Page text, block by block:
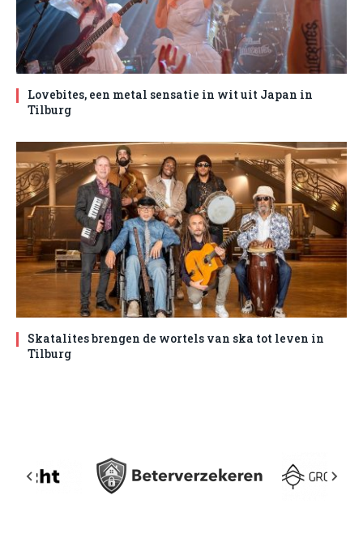
Lovebites, een metal sensatie in wit uit Japan in
Tilburg
Skatalites brengen de wortels van ska tot leven in
Tilburg